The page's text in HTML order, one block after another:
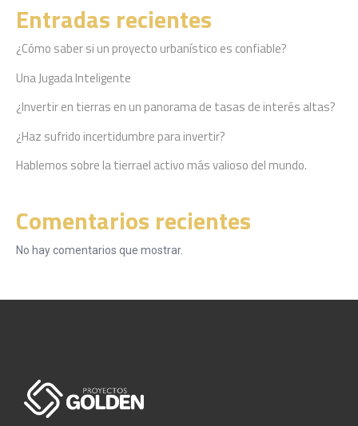
Entradas recientes
¿Cómo saber si un proyecto urbanístico es confiable?
Una Jugada Inteligente
¿Invertir en tierras en un panorama de tasas de interés altas?
¿Haz sufrido incertidumbre para invertir?
Hablemos sobre la tierrael activo más valioso del mundo.
Comentarios recientes
No hay comentarios que mostrar.